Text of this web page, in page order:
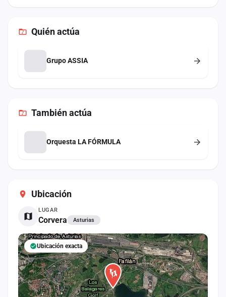
Ubicación
LUGAR
Corvera Asturias
Ubicación exacta
Quién actúa
Grupo ASSIA
Tambiénactúa
Orquesta LA FÓRMULA